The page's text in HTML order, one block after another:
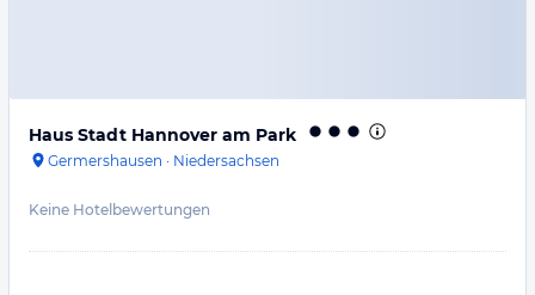
Haus Stadt Hannover am Park
Germershausen · Niedersachsen
Keine Hotelbewertungen